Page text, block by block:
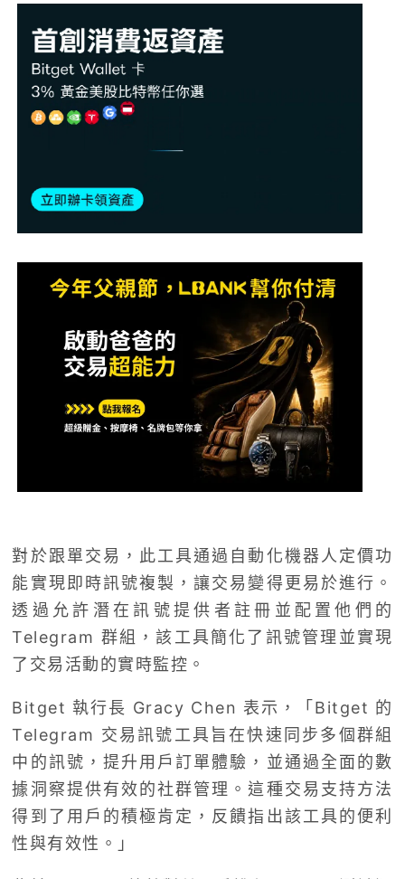
對於跟單交易，此工具通過自動化機器人定價功
能實現即時訊號複製，讓交易變得更易於進行。
透過允許潛在訊號提供者註冊並配置他們的
Telegram 群組，該工具簡化了訊號管理並實現
了交易活動的實時監控。
Bitget 執行長 Gracy Chen 表示，「Bitget 的
Telegram 交易訊號工具旨在快速同步多個群組
中的訊號，提升用戶訂單體驗，並通過全面的數
據洞察提供有效的社群管理。這種交易支持方法
得到了用戶的積極肯定，反饋指出該工具的便利
性與有效性。」